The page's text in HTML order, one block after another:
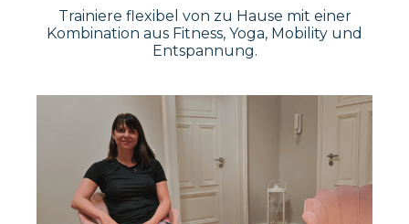
Trainiere flexibel von zu Hause mit einer
Kombination aus Fitness, Yoga, Mobility und
Entspannung.